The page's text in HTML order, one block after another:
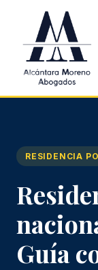
Saltar al
RESIDENCIA
Guía